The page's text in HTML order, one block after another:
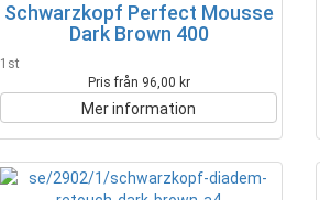
Schwarzkopf Perfect Mousse
Dark Brown 400
1st
Pris från 96,00 kr
Mer information